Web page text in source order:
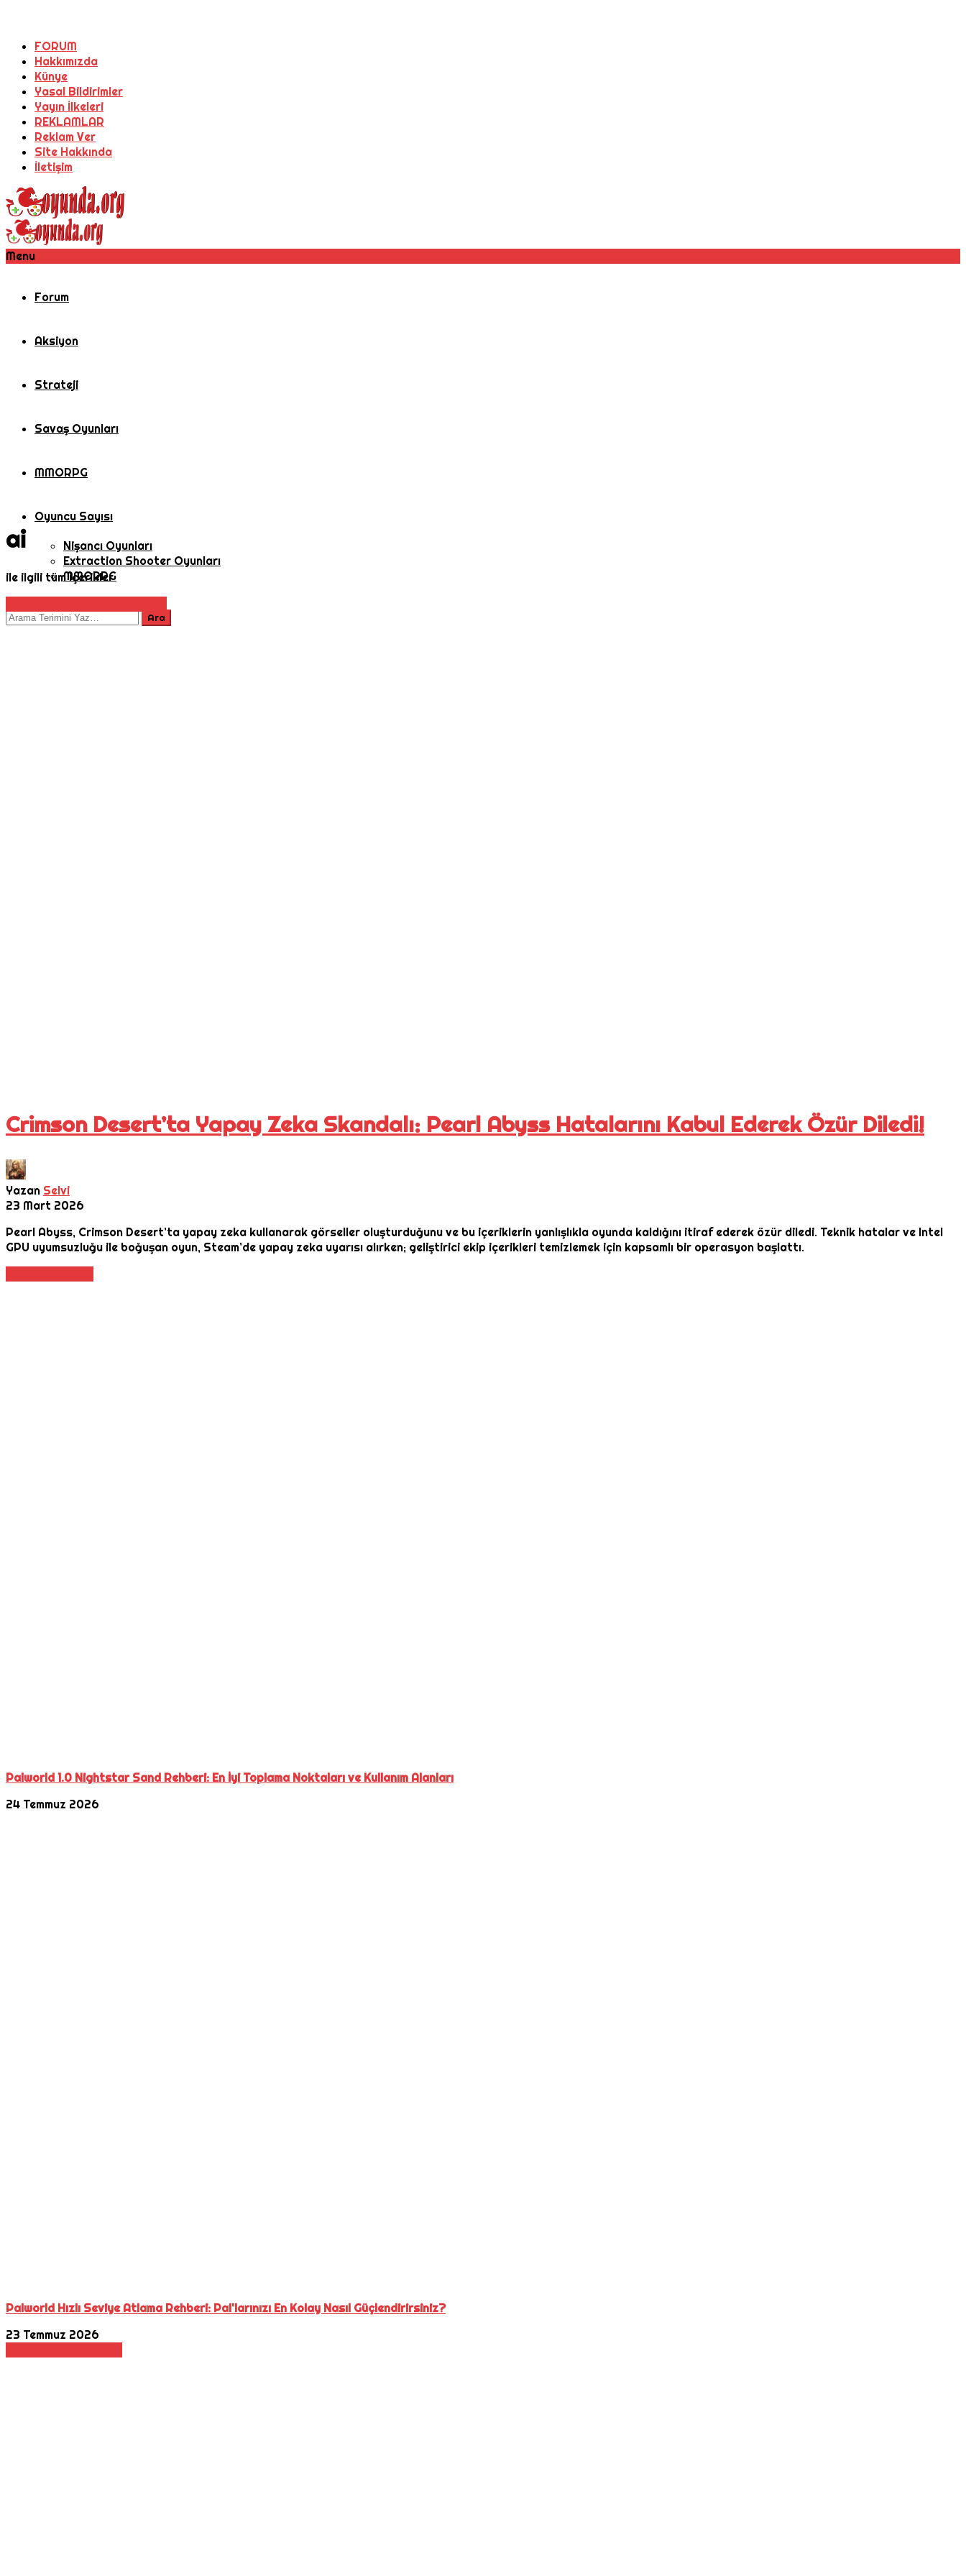
FORUM
Hakkımızda
Künye
Yasal Bildirimler
Yayın İlkeleri
REKLAMLAR
Reklam Ver
Site Hakkında
İletişim
Menu
Forum
Aksiyon
Strateji
Savaş Oyunları
MMORPG
Oyuncu Sayısı
Nişancı Oyunları
Extraction Shooter Oyunları
MMORPG
ai
ile ilgili tüm içerikler
Crimson Desert’ta Yapay Zeka Skandalı: Pearl Abyss Hatalarını Kabul Ederek Özür Diledi!
Yazan Selvi
23 Mart 2026
Pearl Abyss, Crimson Desert’ta yapay zeka kullanarak görseller oluşturduğunu ve bu içeriklerin yanlışlıkla oyunda kaldığını itiraf ederek özür diledi. Teknik hatalar ve Intel
GPU uyumsuzluğu ile boğuşan oyun, Steam’de yapay zeka uyarısı alırken; geliştirici ekip içerikleri temizlemek için kapsamlı bir operasyon başlattı.
Palworld 1.0 Nightstar Sand Rehberi: En İyi Toplama Noktaları ve Kullanım Alanları
24 Temmuz 2026
Palworld Hızlı Seviye Atlama Rehberi: Pal'larınızı En Kolay Nasıl Güçlendirirsiniz?
23 Temmuz 2026